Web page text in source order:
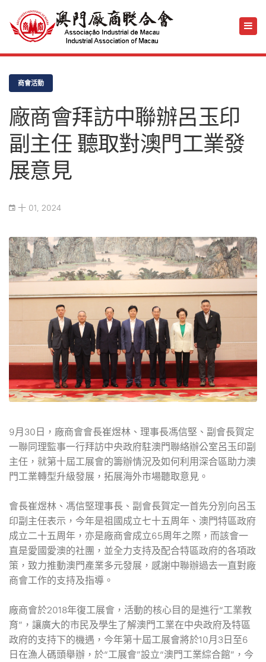
商會活動
廠商會拜訪中聯辦呂玉印
副主任 聽取對澳門工業發
展意見
十 01, 2024
9月30日，廠商會會長崔煜林、理事長馮信堅、副會長賀定
一聯同理監事一行拜訪中央政府駐澳門聯絡辦公室呂玉印副
主任，就第十屆工展會的籌辦情況及如何利用深合區助力澳
門工業轉型升級發展，拓展海外市場聽取意見。
會長崔煜林、馮信堅理事長、副會長賀定一首先分別向呂玉
印副主任表示，今年是祖國成立七十五周年、澳門特區政府
成立二十五周年，亦是廠商會成立65周年之際，而該會一
直是愛國愛澳的社團，並全力支持及配合特區政府的各項政
策，致力推動澳門產業多元發展，感謝中聯辦過去一直對廠
商會工作的支持及指導。
廠商會於2018年復工展會，活動的核心目的是進行“工業教
育”，讓廣大的市民及學生了解澳門工業在中央政府及特區
政府的支持下的機遇，今年第十屆工展會將於10月3日至6
日在漁人碼頭舉辦，於“工展會”設立“澳門工業綜合館”，今